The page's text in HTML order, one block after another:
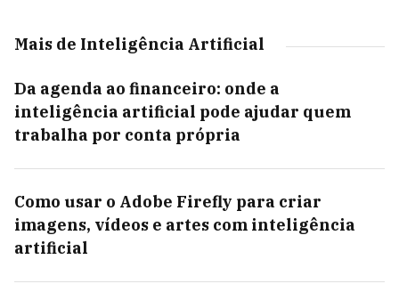
Mais de Inteligência Artificial
Da agenda ao financeiro: onde a
inteligência artificial pode ajudar quem
trabalha por conta própria
Como usar o Adobe Firefly para criar
imagens, vídeos e artes com inteligência
artificial